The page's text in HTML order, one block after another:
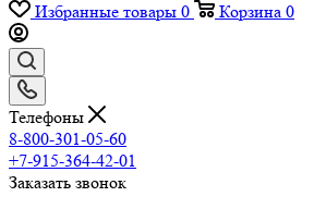
Избранные товары 0 Корзина 0
Телефоны
8-800-301-05-60
+7-915-364-42-01
Заказать звонок